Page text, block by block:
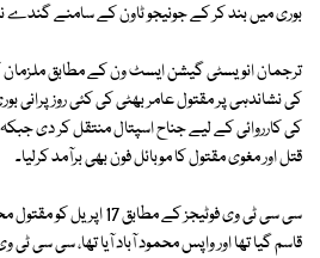
بوری میں بند کر کے جونیجو ٹاون کے سامنے
ترجمان انویسٹی گیشن ایسٹ ون کے مطابق
کی نشاندہی پر مقتول عامر بھٹی کی کئی روز پرانی
کی کارروائی کے لیے جناح اسپتال منتقل کر دی
قتل اور مغوی مقتول کا موبائل فون بھی برآمد کرلیا۔
سی سی ٹی وی فوٹیجز کے
قاسم گیا تھا اور واپس محمود آباد آیا تھا، سی سی